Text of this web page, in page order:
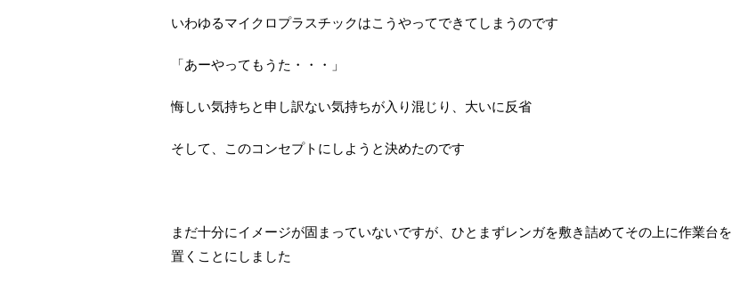
いわゆるマイクロプラスチックはこうやってできてしまうのです
「あーやってもうた・・・」
悔しい気持ちと申し訳ない気持ちが入り混じり、大いに反省
そして、このコンセプトにしようと決めたのです
まだ十分にイメージが固まっていないですが、ひとまずレンガを敷き詰めてその上に作業台を
置くことにしました